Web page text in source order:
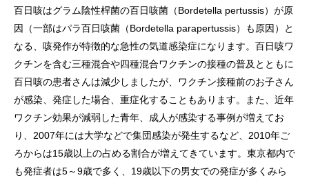
百日咳はグラム陰性桿菌の百日咳菌（Bordetella pertussis）が原
因（一部はパラ百日咳菌（Bordetella parapertussis）も原因）と
なる、咳発作が特徴的な急性の気道感染症になります。百日咳ワ
クチンを含む三種混合や四種混合ワクチンの接種の普及とともに
百日咳の患者さんは減少しましたが、ワクチン接種前のお子さん
が感染、発症した場合、重症化することもあります。また、近年
ワクチン効果が減弱した青年、成人が感染する事例が増えてお
り、2007年には大学などで集団感染が発生するなど、2010年ご
ろからは15歳以上の占める割合が増えてきています。東京都内で
も発症者は5～9歳で多く、19歳以下の男女での発症が多くみら